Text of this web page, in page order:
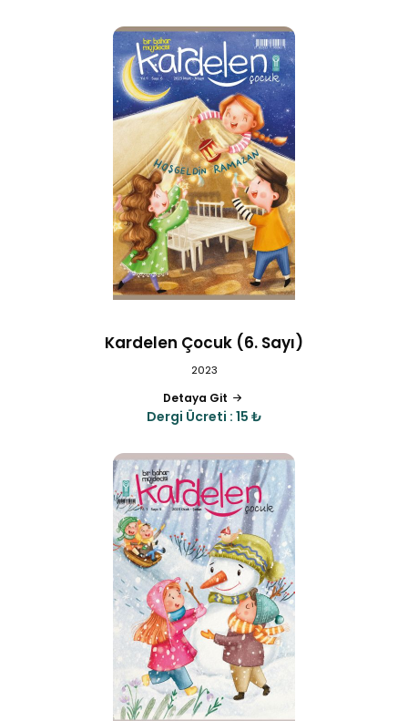
Kardelen Çocuk (6. Sayı)
2023
Detaya Git
Dergi Ücreti : 15 ₺